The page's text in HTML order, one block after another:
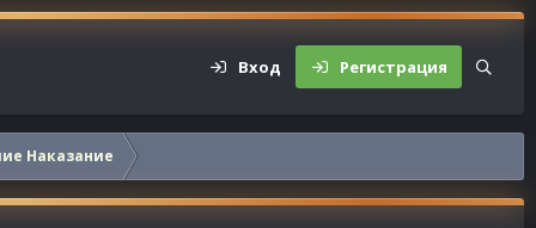
Вход Регистрация
Наказание